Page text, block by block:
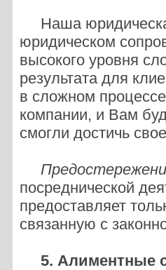
Наша
юридическом
высокого уровня
результата для
в сложном
компании, и Вам
смогли достичь
посреднической
предоставляет
связанную с
5. Алиментные